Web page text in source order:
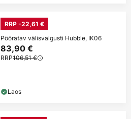
RRP -22,61 €
Pööratav välisvalgusti Hubble, IK06
83,90 €
RRP106,51 €
Laos